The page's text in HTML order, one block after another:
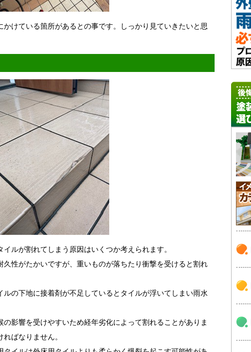
かけている箇所があるとの事です。しっかり見ていきたいと思
ルが割れてしまう原因はいくつか考えられます。
久性がたかいですが、重いものが落ちたり衝撃を受けると割れ
ルの下地に接着剤が不足しているとタイルが浮いてしまい雨水
の影響を受けやすいため経年劣化によって割れることがありま
ばなりません。